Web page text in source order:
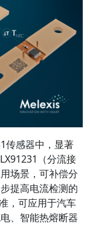
传感器中，显著
（分流接
场景，可补偿分
提高电流检测的
，可应用于汽车
、智能热熔断器